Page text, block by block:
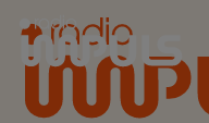
Radio Impuls